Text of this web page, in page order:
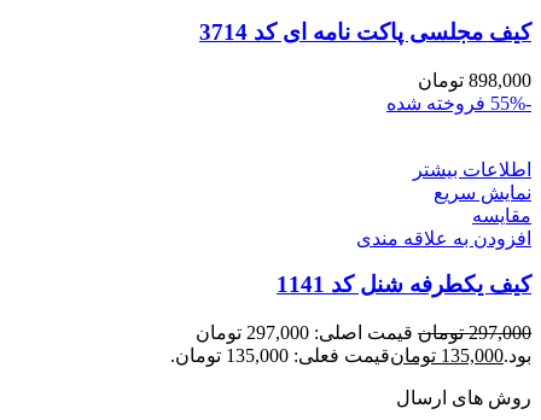
کیف مجلسی پاکت نامه ای کد 3714
898,000 تومان
-55%
فروخته شده
اطلاعات بیشتر
نمایش سریع
مقايسه
افزودن به علاقه مندی
کیف یکطرفه شنل کد 1141
297,000 تومان
قیمت اصلی: 297,000 تومان
بود.135,000 تومانقیمت فعلی: 135,000 تومان.
روش های ارسال